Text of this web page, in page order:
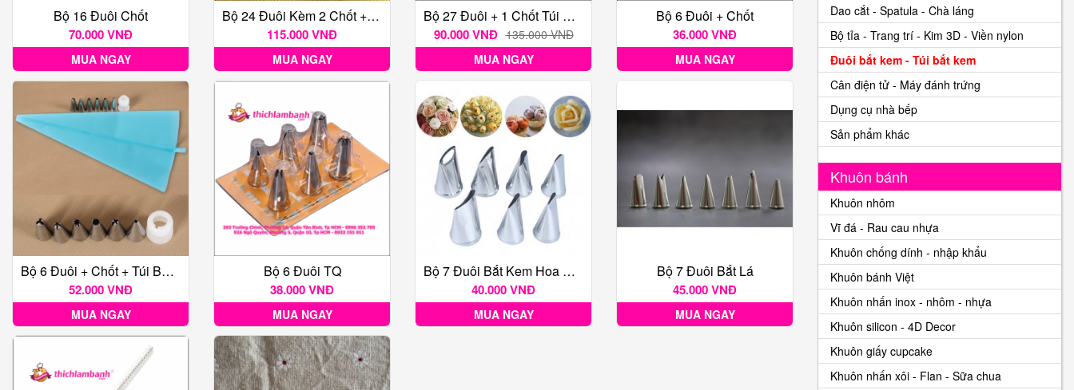
Bộ 16 Đuôi Chốt
70.000 VNĐ
MUA NGAY
Bộ 24 Đuôi Kèm 2 Chốt + 1 Túi
115.000 VNĐ
MUA NGAY
Bộ 27 Đuôi + 1 Chốt Túi Bắt Kem + Dù
90.000 VNĐ 135.000 VNĐ
MUA NGAY
Bộ 6 Đuôi + Chốt
36.000 VNĐ
MUA NGAY
Bộ 6 Đuôi + Chốt + Túi Bắt Kem
52.000 VNĐ
MUA NGAY
Bộ 6 Đuôi TQ
38.000 VNĐ
MUA NGAY
Bộ 7 Đuôi Bắt Kem Hoa Hồng
40.000 VNĐ
MUA NGAY
Bộ 7 Đuôi Bắt Lá
45.000 VNĐ
MUA NGAY
Dao cắt - Spatula - Chà láng
Bộ tỉa - Trang trí - Kim 3D - Viền nylon
Đuôi bắt kem - Túi bắt kem
Cân điện tử - Máy đánh trứng
Dụng cụ nhà bếp
Sản phẩm khác
Khuôn bánh
Khuôn nhôm
Vĩ đá - Rau cau nhựa
Khuôn chống dính - nhập khẩu
Khuôn bánh Việt
Khuôn nhấn inox - nhôm - nhựa
Khuôn silicon - 4D Decor
Khuôn giấy cupcake
Khuôn nhấn xôi - Flan - Sữa chua